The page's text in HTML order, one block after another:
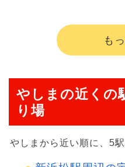
も
やしまの近くの
り場
やしまから近い順に、5